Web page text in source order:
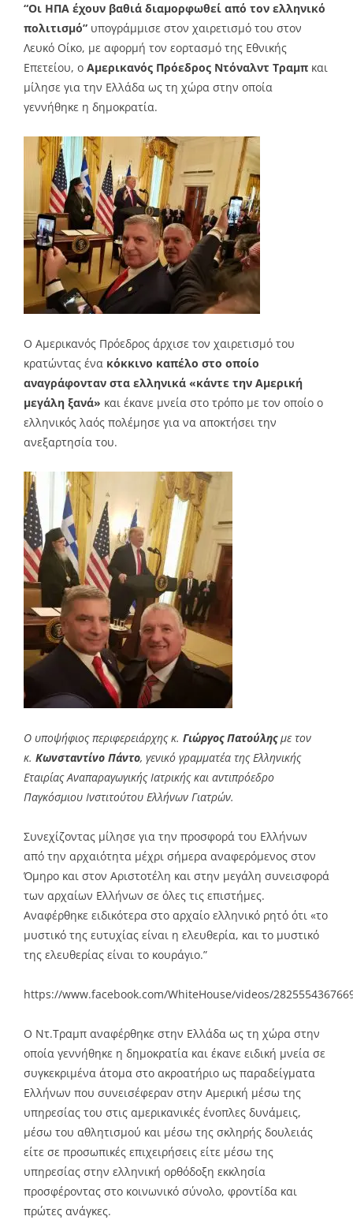
“Οι ΗΠΑ έχουν βαθιά διαμορφωθεί από τον ελληνικό
πολιτισμό” υπογράμμισε στον χαιρετισμό του στον
Λευκό Οίκο, με αφορμή τον εορτασμό της Εθνικής
Επετείου, ο Αμερικανός Πρόεδρος Ντόναλντ Τραμπ και
μίλησε για την Ελλάδα ως τη χώρα στην οποία
γεννήθηκε η δημοκρατία.
Ο Αμερικανός Πρόεδρος άρχισε τον χαιρετισμό του
κρατώντας ένα κόκκινο καπέλο στο οποίο
αναγράφονταν στα ελληνικά «κάντε την Αμερική
μεγάλη ξανά» και έκανε μνεία στο τρόπο με τον οποίο ο
ελληνικός λαός πολέμησε για να αποκτήσει την
ανεξαρτησία του.
Ο υποψήφιος περιφερειάρχης κ. Γιώργος Πατούληςμε τον
κ. Κωνσταντίνο Πάντο, γενικό γραμματέα της Ελληνικής
Εταιρίας Αναπαραγωγικής Ιατρικής και αντιπρόεδρο
Παγκόσμιου Ινστιτούτου Ελλήνων Γιατρών.
Συνεχίζοντας μίλησε για την προσφορά του Ελλήνων
από την αρχαιότητα μέχρι σήμερα αναφερόμενος στον
Όμηρο και στον Αριστοτέλη και στην μεγάλη συνεισφορά
των αρχαίων Ελλήνων σε όλες τις επιστήμες.
Αναφέρθηκε ειδικότερα στο αρχαίο ελληνικό ρητό ότι «το
μυστικό της ευτυχίας είναι η ελευθερία, και το μυστικό
της ελευθερίας είναι το κουράγιο.”
https://www.facebook.com/WhiteHouse/videos/
Ο Ντ.Τραμπ αναφέρθηκε στην Ελλάδα ως τη χώρα στην
οποία γεννήθηκε η δημοκρατία και έκανε ειδική μνεία σε
συγκεκριμένα άτομα στο ακροατήριο ως παραδείγματα
Ελλήνων που συνεισέφεραν στην Αμερική μέσω της
υπηρεσίας του στις αμερικανικές ένοπλες δυνάμεις,
μέσω του αθλητισμού και μέσω της σκληρής δουλειάς
είτε σε προσωπικές επιχειρήσεις είτε μέσω της
υπηρεσίας στην ελληνική ορθόδοξη εκκλησία
προσφέροντας στο κοινωνικό σύνολο, φροντίδα και
πρώτες ανάγκες.